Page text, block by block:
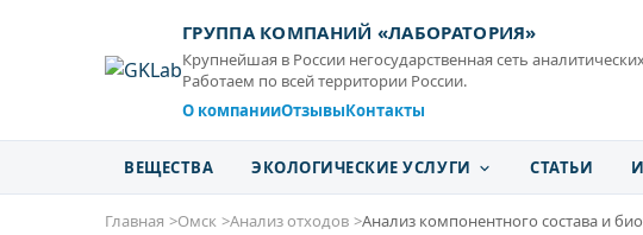
ГРУППА КОМПАНИЙ «ЛАБОРАТОРИЯ»
Крупнейшая в России негосударственная сеть
Работаем по всей территории России.
О компанииОтзывыКонтакты
ВЕЩЕСТВА ЭКОЛОГИЧЕСКИЕ УСЛУГИ СТАТЬИ
Главная Омск Анализ отходов Анализ компонентного состава и